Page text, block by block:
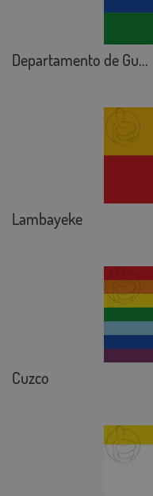
Departamento de Gu...
Lambayeke
Cuzco